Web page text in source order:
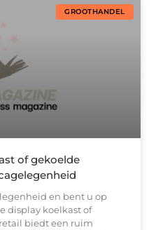
GROOTHANDEL
of gekoelde
en bent u op
display koelkast of
biedt een ruim